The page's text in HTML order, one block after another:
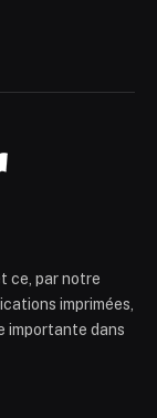
ce, par notre
imprimées,
importante dans